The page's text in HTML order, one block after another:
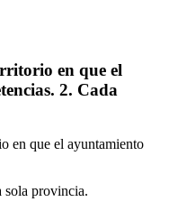
en que el
2. Cada
en que el ayuntamiento
sola provincia.